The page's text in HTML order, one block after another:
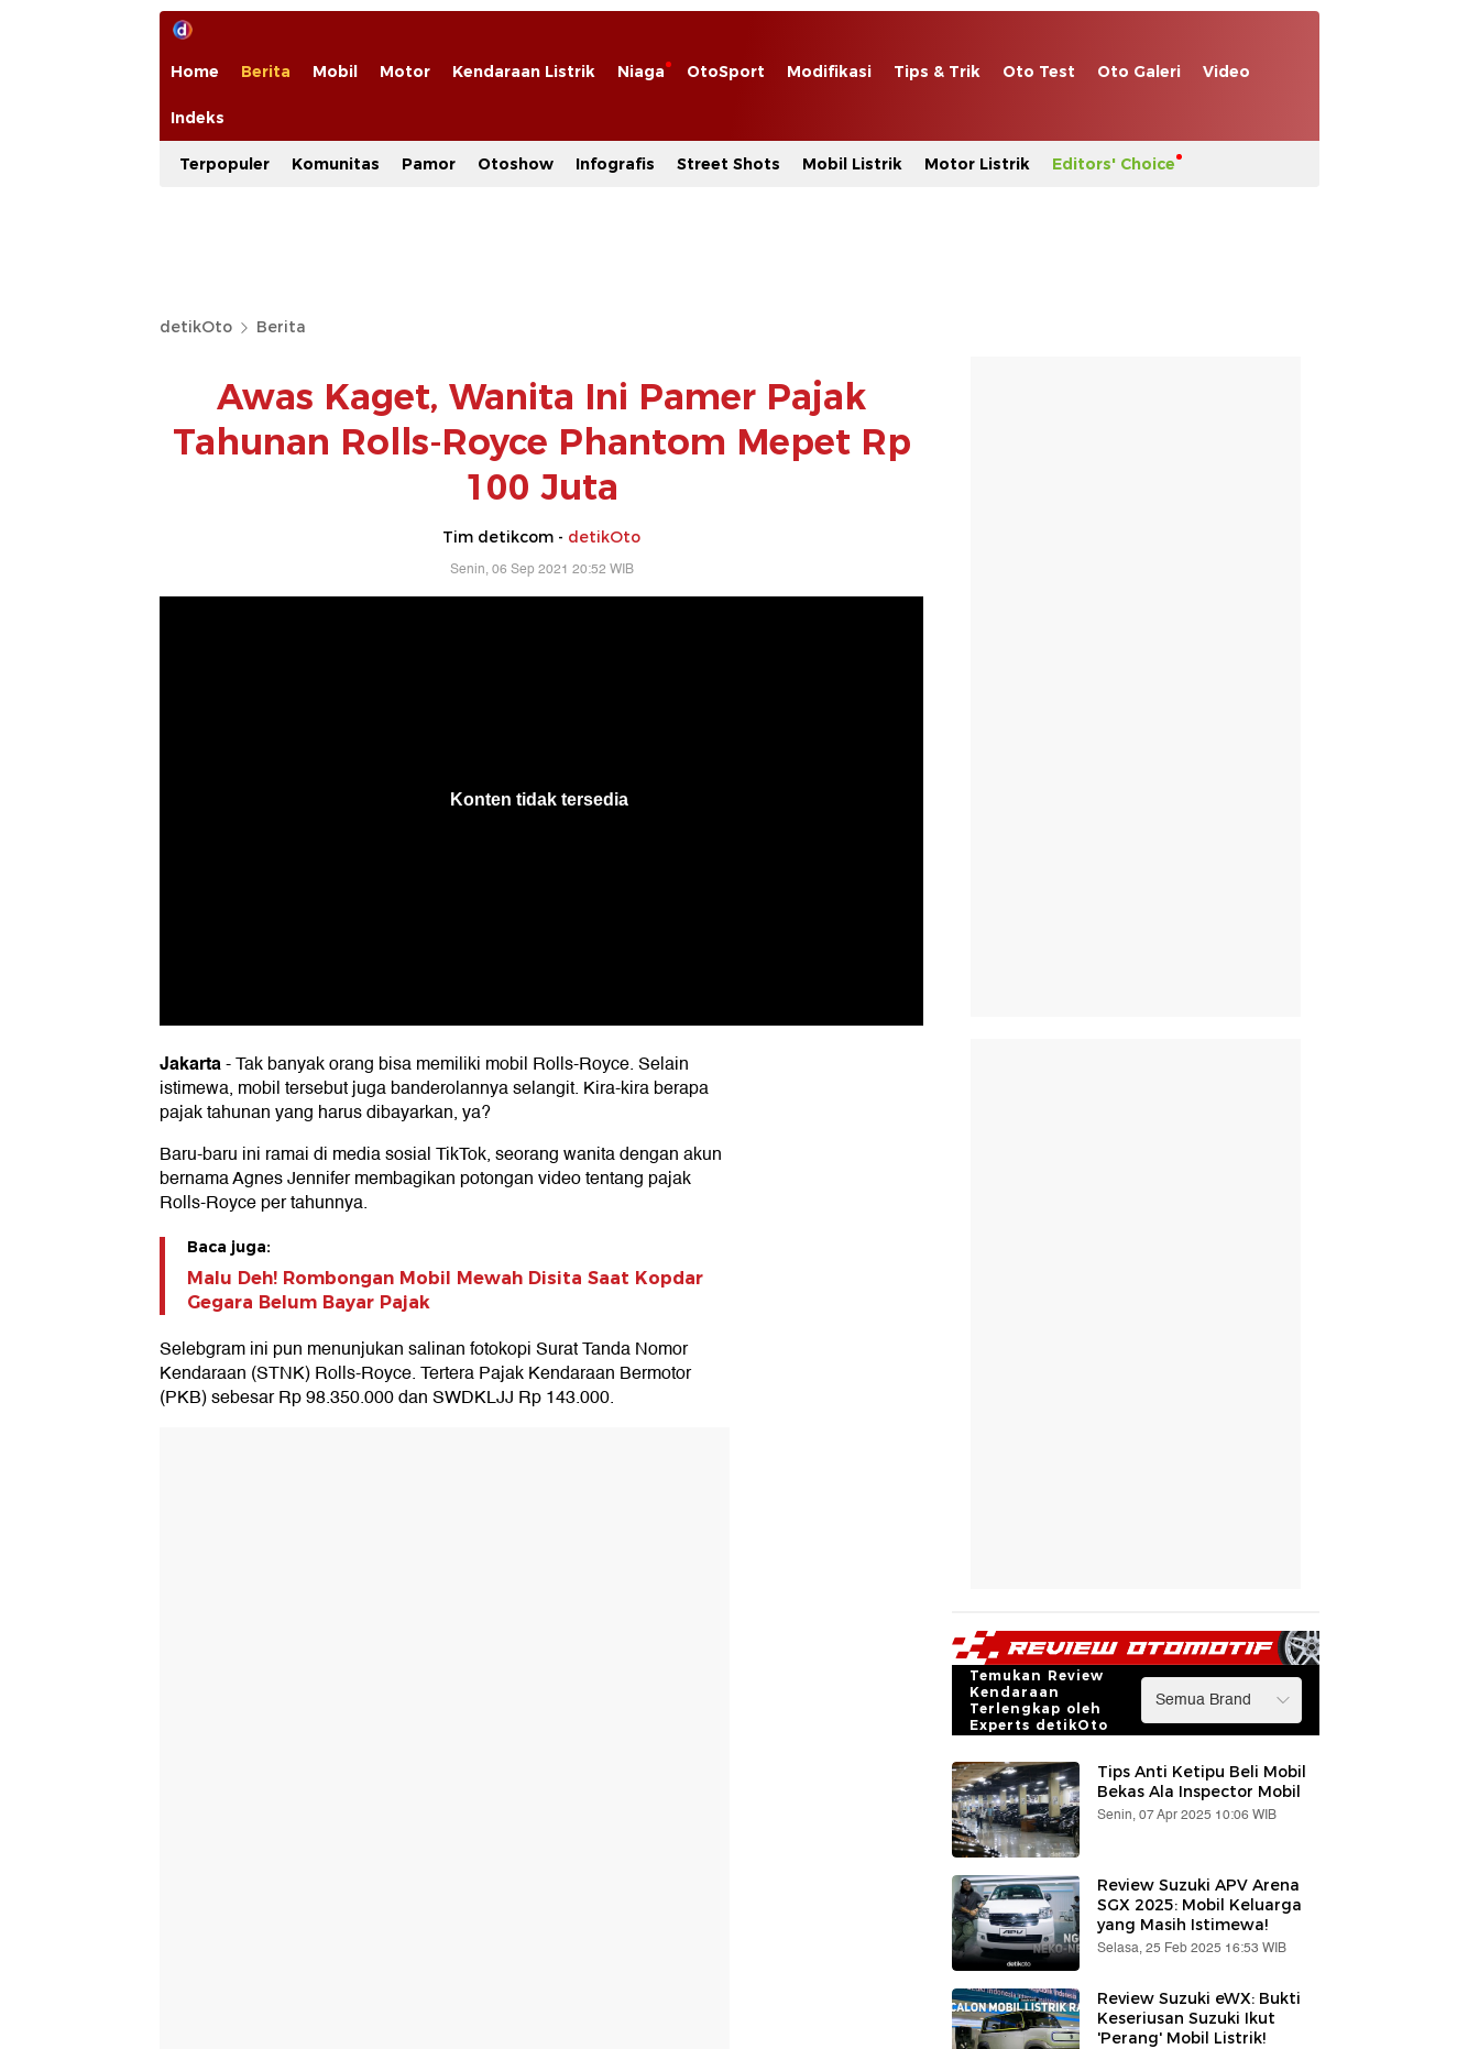
Home Berita Mobil Motor Kendaraan Listrik Niaga OtoSport Modifikasi Tips & Trik Oto Test Oto Galeri Video
Indeks
Terpopuler Komunitas Pamor Otoshow Infografis Street Shots Mobil Listrik Motor Listrik Editors' Choice
detikOto Berita
Awas Kaget, Wanita Ini Pamer Pajak
Tahunan Rolls-Royce Phantom Mepet Rp
100 Juta
Tim detikcom - detikOto
Senin, 06 Sep 2021 20:52 WIB
Jakarta-Tak banyak orang bisa memiliki mobil Rolls-Royce. Selain
istimewa, mobil tersebut juga banderolannya selangit. Kira-kira berapa
pajak tahunan yang harus dibayarkan, ya?
Baru-baru ini ramai di media sosial TikTok, seorang wanita dengan akun
bernama Agnes Jennifer membagikan potongan video tentang pajak
Rolls-Royce per tahunnya.
Baca juga:
Malu Deh! Rombongan Mobil Mewah Disita Saat Kopdar
Gegara Belum Bayar Pajak
Selebgram ini pun menunjukan salinan fotokopi Surat Tanda Nomor
Kendaraan (STNK) Rolls-Royce. Tertera Pajak Kendaraan Bermotor
(PKB) sebesar Rp 98.350.000 dan SWDKLJJ Rp 143.000.
Temukan Review
Kendaraan
Terlengkap oleh
Experts detikOto
Tips Anti Ketipu Beli Mobil
Bekas Ala Inspector Mobil
Senin, 07 Apr 2025 10:06 WIB
Review Suzuki APV Arena
SGX 2025: Mobil Keluarga
yang Masih Istimewa!
Selasa, 25 Feb 2025 16:53 WIB
Review Suzuki eWX: Bukti
Keseriusan Suzuki Ikut
'Perang' Mobil Listrik!